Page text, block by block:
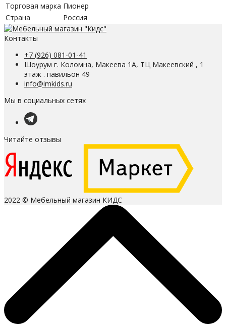
Торговая марка Пионер
Страна
Россия
Контакты
+7 (926) 081-01-41
Шоурум г. Коломна, Макеева 1А, ТЦ Макеевский , 1
этаж . павильон 49
info@imkids.ru
Мы в социальных сетях
Читайте отзывы
2022 © Мебельный магазин КИДС